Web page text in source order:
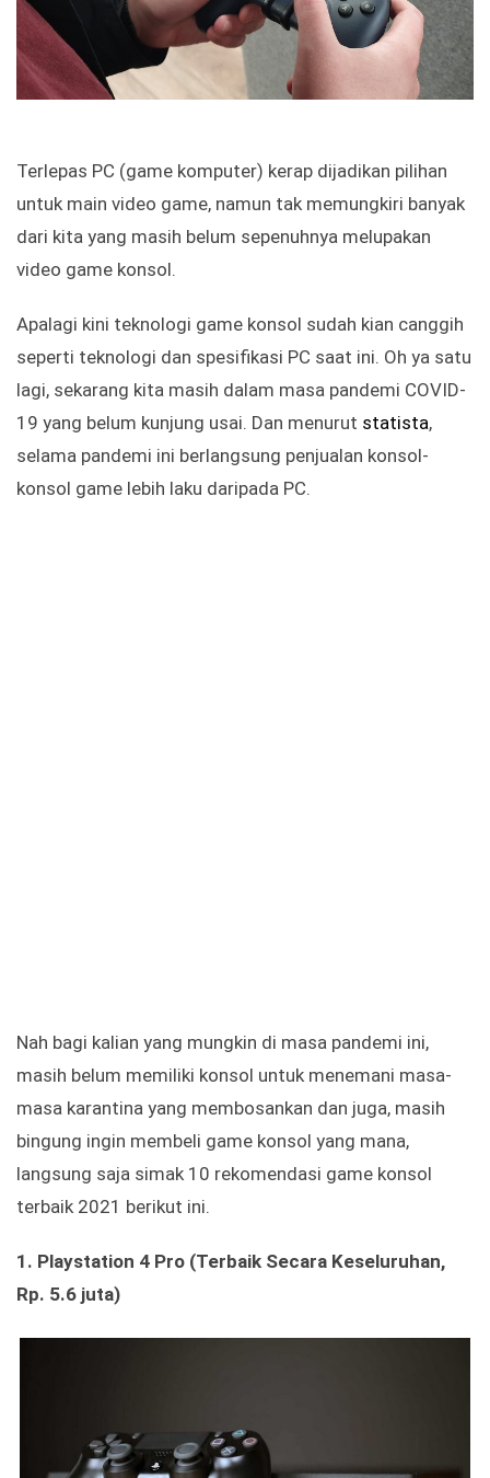
Terlepas PC (game komputer) kerap dijadikan pilihan
untuk main video game, namun tak memungkiri banyak
dari kita yang masih belum sepenuhnya melupakan
video game konsol.
Apalagi kini teknologi game konsol sudah kian canggih
seperti teknologi dan spesifikasi PC saat ini. Oh ya satu
lagi, sekarang kita masih dalam masa pandemi COVID-
19 yang belum kunjung usai. Dan menurut statista,
selama pandemi ini berlangsung penjualan konsol-
konsol game lebih laku daripada PC.
Nah bagi kalian yang mungkin di masa pandemi ini,
masih belum memiliki konsol untuk menemani masa-
masa karantina yang membosankan dan juga, masih
bingung ingin membeli game konsol yang mana,
langsung saja simak 10 rekomendasi game konsol
terbaik 2021 berikut ini.
1. Playstation 4 Pro (Terbaik Secara Keseluruhan,
Rp. 5.6 juta)